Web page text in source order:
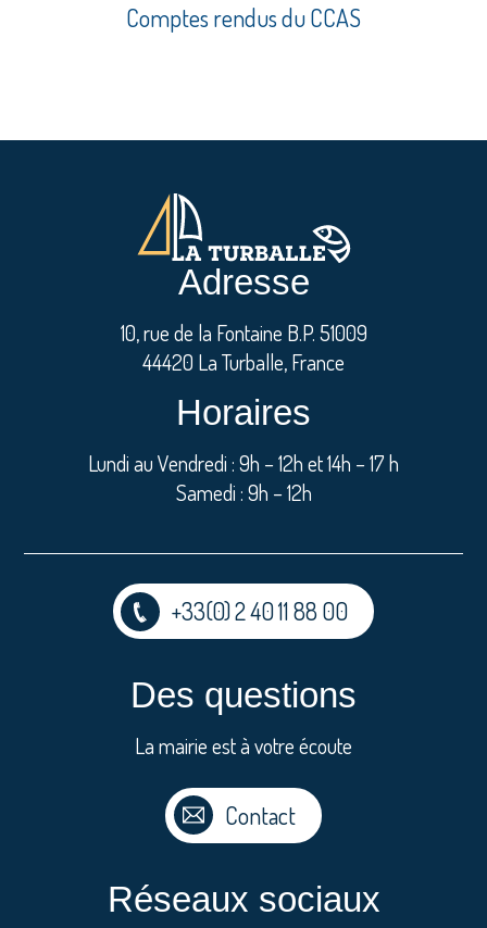
Comptes rendus du CCAS
Adresse
10, rue de la Fontaine B.P. 51009
44420 La Turballe, France
Horaires
Lundi au Vendredi : 9h – 12h et 14h – 17 h
Samedi : 9h – 12h
+33(0) 2 40 11 88 00
Des questions
La mairie est à votre écoute
Contact
Réseaux sociaux